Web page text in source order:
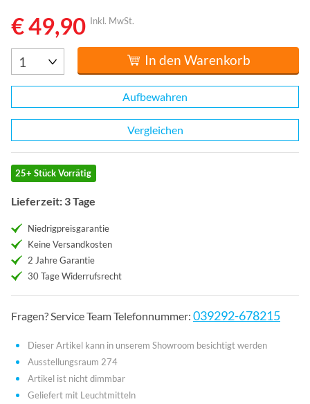
€ 49,90 Inkl. MwSt.
In den Warenkorb
Aufbewahren
Vergleichen
25+ Stück Vorrätig
Lieferzeit: 3 Tage
Niedrigpreisgarantie
Keine Versandkosten
2 Jahre Garantie
30 Tage Widerrufsrecht
Fragen? Service Team Telefonnummer: 039292-678215
Dieser Artikel kann in unserem Showroom besichtigt werden
Ausstellungsraum 274
Artikel ist nicht dimmbar
Geliefert mit Leuchtmitteln